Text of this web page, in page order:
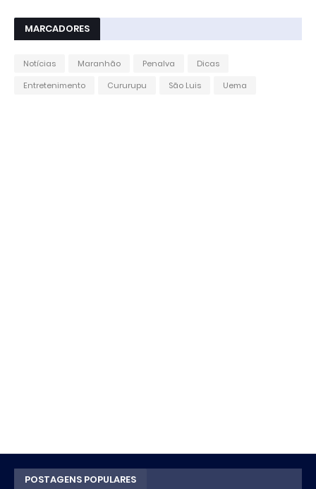
MARCADORES
Notícias Maranhão Penalva
Dicas
Entretenimento
Cururupu São Luis Uema
POSTAGENS POPULARES